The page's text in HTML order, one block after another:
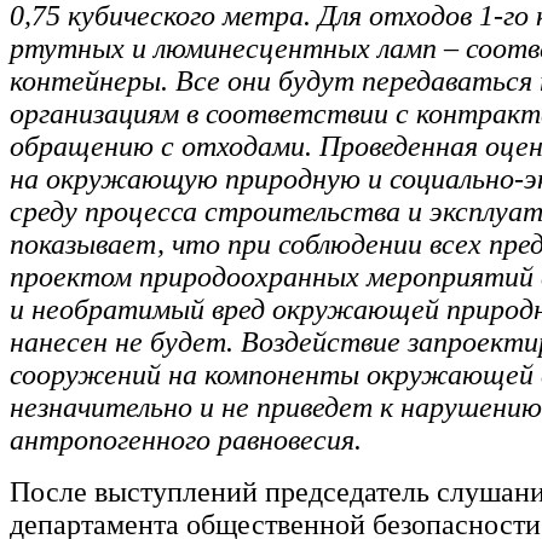
0,75 кубического метра. Для отходов 1-го
ртутных и люминесцентных ламп –
контейнеры. Все они будут
организациям в соответствии с
обращению с отходами. Проведенная
на окружающую природную и социально-
среду процесса строительства и
показывает, что при соблюдении всех
проектом природоохранных
и необратимый вред окружающей
нанесен не будет. Воздействие
сооружений на компоненты окружающей
незначительно и не приведет к
антропогенного равновесия.
После выступлений председатель
департамента общественной